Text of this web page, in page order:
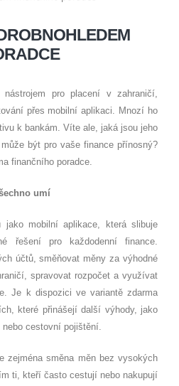
pro placení v zahraničí,
přes mobilní aplikaci. Mnozí ho
k bankám. Víte ale, jaká jsou jeho
být pro vaše finance přínosný?
finančního poradce.
umí
jako mobilní aplikace, která slibuje
řešení pro každodenní finance.
účtů, směňovat měny za výhodné
spravovat rozpočet a využívat
Je k dispozici ve variantě zdarma
které přinášejí další výhody, jako
cestovní pojištění.
zejména směna měn bez vysokých
ti, kteří často cestují nebo nakupují